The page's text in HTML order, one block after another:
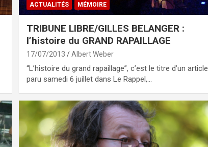
ACTUALITÉS MÉMOIRE
TRIBUNE LIBRE/GILLES BELANGER :
l’histoire du GRAND RAPAILLAGE
17/07/2013 Albert Weber
“L’histoire du grand rapaillage”, c’est le titre d’un article
paru samedi 6 juillet dans Le Rappel,…